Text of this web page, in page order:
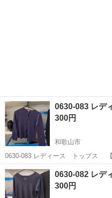
0630-083 レ
300円
和歌山市
0630-083 レディース トップス 【状態】 ・使用に伴う多少のス
レ、キズ、落としきれない汚れなど
ください ・お値引きは出来かねま
め、...
和歌山 和歌山市
0630-082 レ
300円